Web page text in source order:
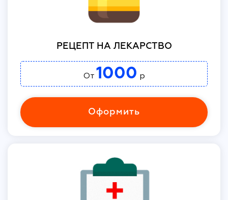
РЕЦЕПТ НА ЛЕКАРСТВО
От 1000 р
Оформить